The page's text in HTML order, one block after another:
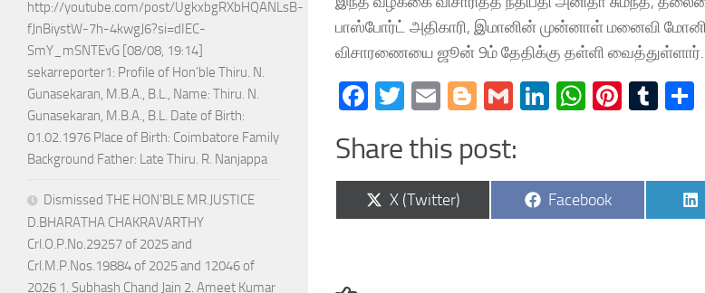
பாஸ்போர்ட் அதிகாரி, இமானின் முன்னாள் மனைவி
விசாரணையை ஜூன் 9ம் தேதிக்கு தள்ளி வைத்துள்ளார்.
Facebook
Twitter
EmailBlogger
GmailLinkedIn
WhatsApp
Share this post:
Share
on
X (Twitter)
Share
on
Facebook
http://youtube.com/post/UgkxbgRXbHQANLsB-
fJnBiystW-7h-4kwgJ6?si=dIEC-
SmY_mSNTEvG [08/08, 19:14]
sekarreporter1: Profile of Hon’ble Thiru. N.
Gunasekaran, M.B.A., B.L., Name: Thiru. N.
Gunasekaran, M.B.A., B.L. Date of Birth:
01.02.1976 Place of Birth: Coimbatore Family
Background Father: Late Thiru. R. Nanjappa
Dismissed THE HON’BLE MR.JUSTICE
D.BHARATHA CHAKRAVARTHY
Crl.O.P.No.29257 of 2025 and
Crl.M.P.Nos.19884 of 2025 and 12046 of
2026 1. Subhash Chand Jain 2. Ameet Kumar